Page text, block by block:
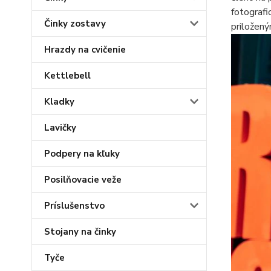
Činky zostavy
Hrazdy na cvičenie
Kettlebell
Kladky
Lavičky
Podpery na kľuky
Posilňovacie veže
Príslušenstvo
Stojany na činky
Tyče